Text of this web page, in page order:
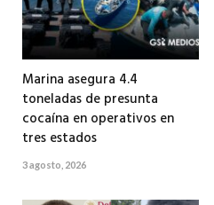
Marina asegura 4.4
toneladas de presunta
cocaína en operativos en
tres estados
3 agosto, 2026